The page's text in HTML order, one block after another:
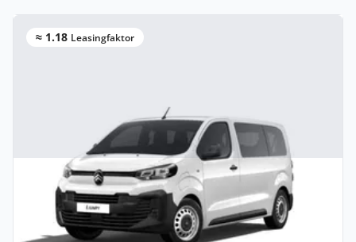
≈ 1.18 Leasingfaktor
Privat & Gewerbe
Citroën Jumpy Kombi Kombi (Länge M)
Elektro •Automatik •